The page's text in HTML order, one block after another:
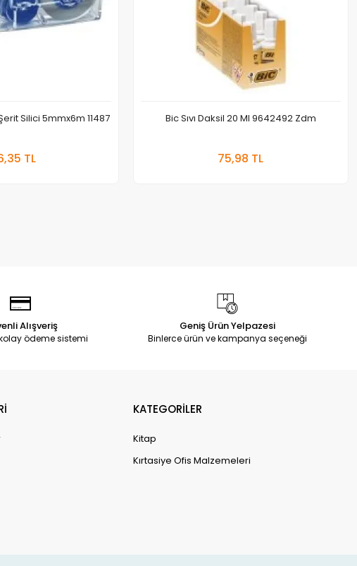
Silici 5mmx6m 11487
TL
Bic Sıvı Daksil 20 Ml 9642492 Zdm
75,98 TL
Alışveriş
ödeme sistemi
Geniş Ürün Yelpazesi
Binlerce ürün ve kampanya seçeneği
KATEGORİLER
Kitap
Kırtasiye Ofis Malzemeleri